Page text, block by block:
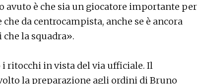
avuto è che sia un giocatore importante per
da centrocampista, anche se è ancora
la squadra».
ritocchi in vista del via ufficiale. Il
la preparazione agli ordini di Bruno